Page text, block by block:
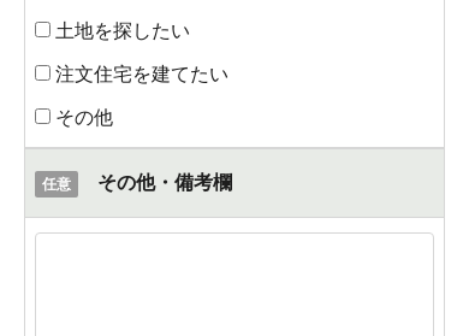
土地を探したい
注文住宅を建てたい
その他
任意 その他・備考欄